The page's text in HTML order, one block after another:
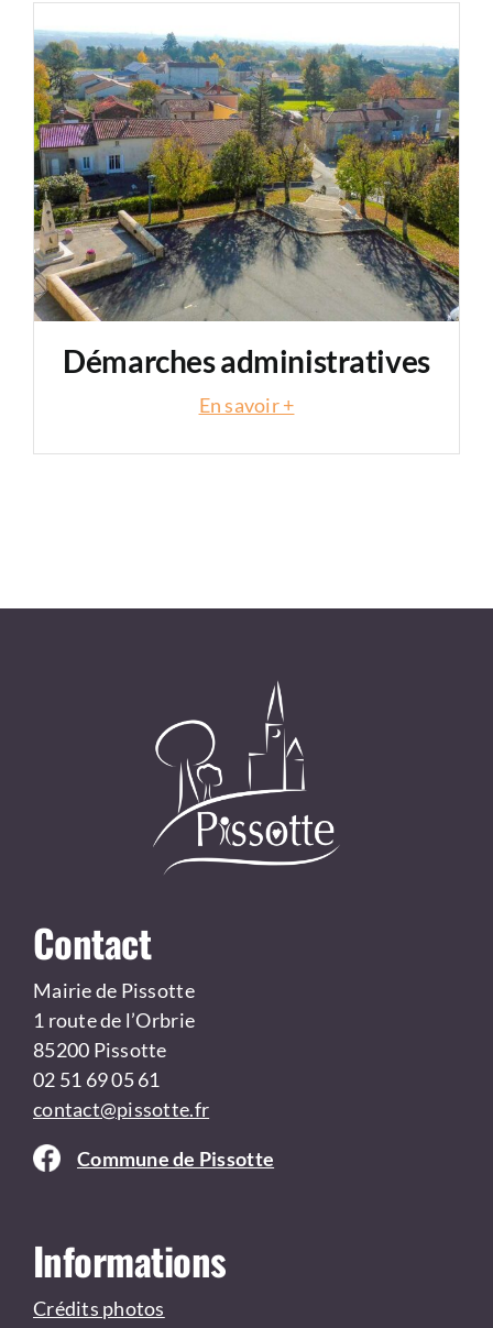
Démarches administratives
En savoir +
Contact
Mairie de Pissotte
1 route de l’Orbrie
85200 Pissotte
02 51 69 05 61
contact@pissotte.fr
Commune de Pissotte
Informations
Crédits photos